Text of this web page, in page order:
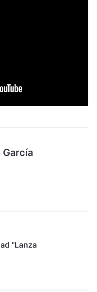
García
"Lanza